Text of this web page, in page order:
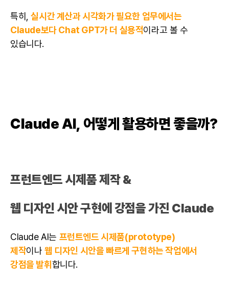
특히,실시간 계산과 시각화가 필요한 업무에서는
Claude보다 Chat GPT가 더 실용적이라고 볼 수
있습니다.
Claude AI, 어떻게 활용하면 좋을까?
프런트엔드 시제품 제작 &
웹 디자인 시안 구현에 강점을 가진 Claude
Claude AI는 프런트엔드 시제품(prototype)
제작이나웹 디자인 시안을 빠르게 구현하는 작업에서
강점을 발휘 합니다.